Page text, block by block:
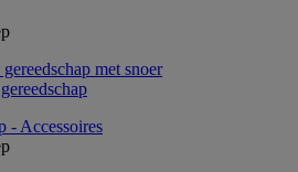
met snoer
- Accessoires